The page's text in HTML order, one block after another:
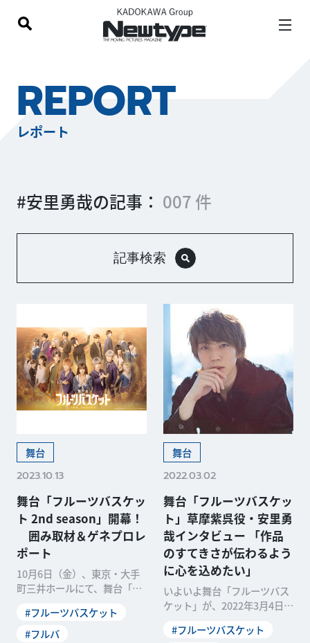
REPORT
レポート
#安里勇哉の記事： 007 件
記事検索
舞台
2023.10.13
舞台「フルーツバスケッ
ト 2nd season」開幕！
囲み取材＆ゲネプロレ
ポート
10月6日（金）、東京・大手
町三井ホールにて、舞台「フ
n」が開幕。公演に先立ち、
本田透役・吉田綾乃クリステ
#フルーツバスケット
#フルバ
舞台
2022.03.02
舞台「フルーツバスケッ
ト」草摩紫呉役・安里勇
哉インタビュー 「作品
のすてきさが伝わるよう
に心を込めたい」
いよいよ舞台「フルーツバス
ケット」が、2022年3月4日
日本橋三井ホー
#フルーツバスケット